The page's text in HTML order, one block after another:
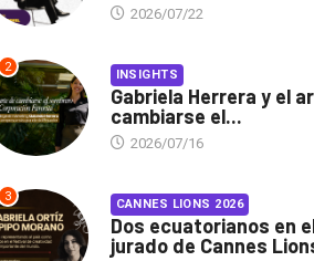
2026/07/22
2 INSIGHTS
Gabriela Herrera y el
cambiarse el...
2026/07/16
3 CANNES LIONS 2026
Dos ecuatorianos en
jurado de Cannes